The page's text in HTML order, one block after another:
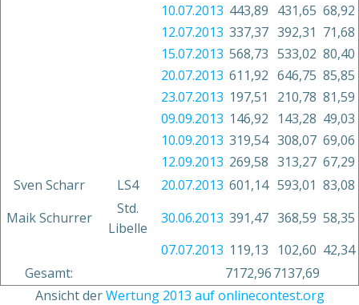
10.07.2013 443,89 431,65 68,92
12.07.2013 337,37 392,31 71,68
15.07.2013 568,73 533,02 80,40
20.07.2013 611,92 646,75 85,85
23.07.2013 197,51 210,78 81,59
09.09.2013 146,92 143,28 49,03
10.09.2013 319,54 308,07 69,06
12.09.2013 269,58 313,27 67,29
Sven Scharr
LS4 20.07.2013 601,14 593,01 83,08
Maik Schurrer
Std.
Libelle
30.06.2013 391,47 368,59 58,35
07.07.2013 119,13 102,60 42,34
Gesamt:
7172,967137,69
Ansicht derWertung 2013 auf onlinecontest.org